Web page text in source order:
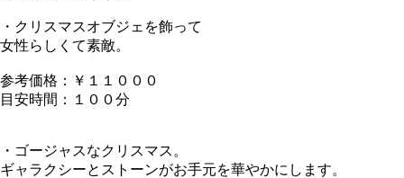
・クリスマスオブジェを飾って
女性らしくて素敵。
参考価格：￥１１０００
目安時間：１００分
・ゴージャスなクリスマス。
ギャラクシーとストーンがお手元を華やかにします。